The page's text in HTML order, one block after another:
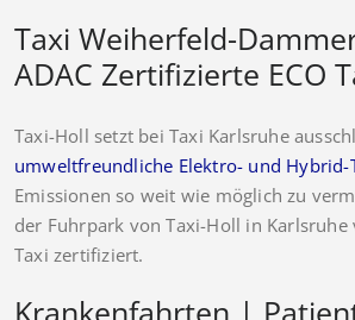
Taxi Weiherfeld-
ADAC Zertifizierte ECO
Taxi-Holl setzt bei Taxi Karlsruhe
umweltfreundliche Elektro- und Hybrid-
Emissionen so weit wie möglich zu
der Fuhrpark von Taxi-Holl in Karlsruhe
Taxi zertifiziert.
Krankenfahrten |